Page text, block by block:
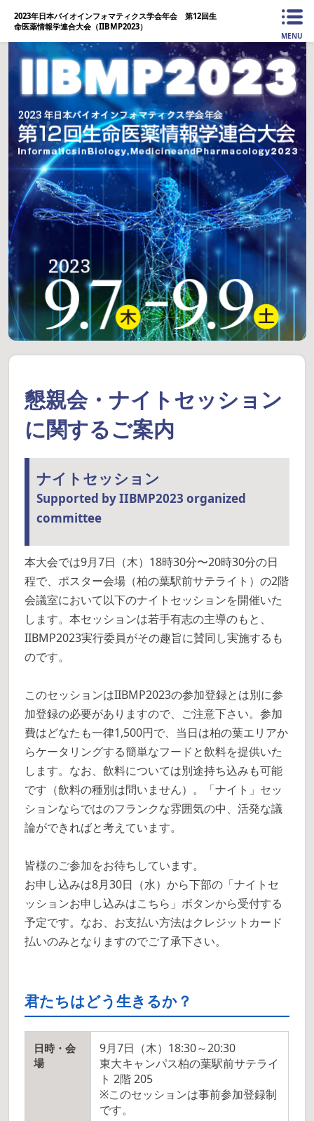
2023年日本バイオインフォマティクス学会年会 第12回生
命医薬情報学連合大会（IIBMP2023）
MENU
懇親会・ナイトセッション
に関するご案内
ナイトセッション
Supported by IIBMP2023 organized
committee
本大会では9月7日（木）18時30分〜20時30分の日
程で、ポスター会場（柏の葉駅前サテライト）の2階
会議室において以下のナイトセッションを開催いた
します。本セッションは若手有志の主導のもと、
IIBMP2023実行委員がその趣旨に賛同し実施するも
のです。
このセッションはIIBMP2023の参加登録とは別に参
加登録の必要がありますので、ご注意下さい。参加
費はどなたも一律1,500円で、当日は柏の葉エリアか
らケータリングする簡単なフードと飲料を提供いた
します。なお、飲料については別途持ち込みも可能
です（飲料の種別は問いません）。「ナイト」セッ
ションならではのフランクな雰囲気の中、活発な議
論ができればと考えています。
皆様のご参加をお待ちしています。
お申し込みは8月30日（水）から下部の「ナイトセ
ッションお申し込みはこちら」ボタンから受付する
予定です。なお、お支払い方法はクレジットカード
払いのみとなりますのでご了承下さい。
君たちはどう生きるか？
日時・会
場
9月7日（木）18:30～20:30
東大キャンパス柏の葉駅前サテライ
ト 2階 205
※このセッションは事前参加登録制
です。